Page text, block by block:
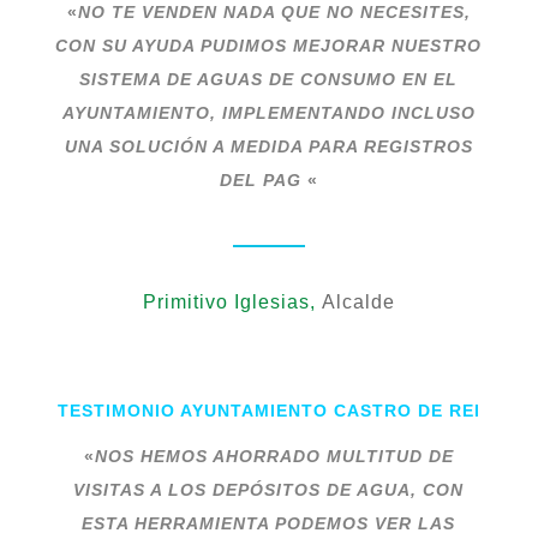
«NO TE VENDEN NADA QUE NO NECESITES,
CON SU AYUDA PUDIMOS MEJORAR NUESTRO
SISTEMA DE AGUAS DE CONSUMO EN EL
AYUNTAMIENTO, IMPLEMENTANDO INCLUSO
UNA SOLUCIÓN A MEDIDA PARA REGISTROS
DEL PAG «
Primitivo Iglesias, Alcalde
TESTIMONIO AYUNTAMIENTO CASTRO DE REI
«NOS HEMOS AHORRADO MULTITUD DE
VISITAS A LOS DEPÓSITOS DE AGUA, CON
ESTA HERRAMIENTA PODEMOS VER LAS